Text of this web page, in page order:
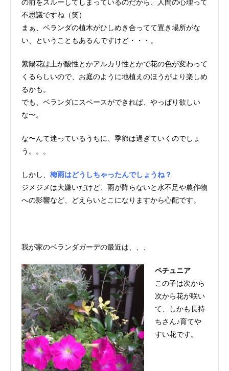
の前をスルーしてしまっているのだから、人間の心理って
不思議ですね（笑）
まぁ、ベランダの植木がひしめき合ってて置き場所がな
い、ということもあるんですけど・・・。
紫陽花は土が酸性とかアルカリ性とかで花の色が変わって
くるらしいので、お庭のように地植えのほうがより楽しめ
るかも。
でも、ベランダにスペースができれば、やっぱり欲しい
な〜。
な〜んて迷っているうちに、季節は過ぎていくのでしょ
う。。。
しかし、 梅雨はどうしちゃったんでしょうね？
ジメジメは大嫌いだけど、雨が降らないと水不足や農作物
への影響など、どえらいとこになりますから心配です。
我が家のベランダガーデの最近は、、、
ペチュニア
この子は次から
次から花が咲い
て、しかも長持
ちさん♪育てや
すい花です。